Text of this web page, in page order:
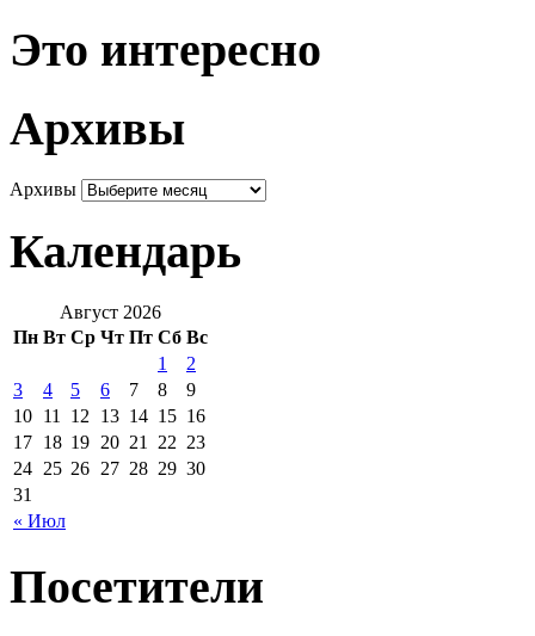
Это интересно
Архивы
Архивы
Календарь
Август 2026
Пн Вт Ср Чт Пт Сб Вс
« Июл
1
2
3
4 5 6 7 8
9
10 11 12 13 14 15 16
17 18 19 20 21 22 23
24 25 26 27 28 29 30
31
Посетители